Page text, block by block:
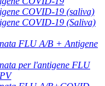
COVID-19 (saliva)
COVID-19 (Saliva)
FLU A/B + Antigene
per l'antigene FLU